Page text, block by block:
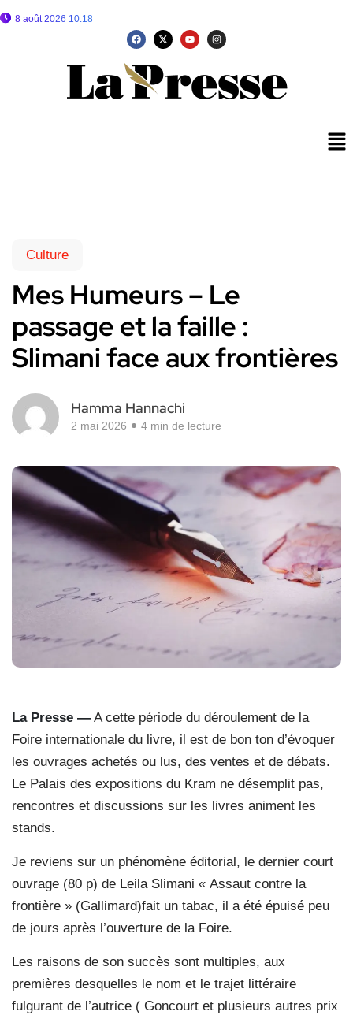
8 août 2026 10:18
Culture
Mes Humeurs – Le
passage et la faille :
Slimani face aux frontières
Hamma Hannachi
2 mai 2026 4 min de lecture
La Presse — A cette période du déroulement de la
Foire internationale du livre, il est de bon ton d’évoquer
les ouvrages achetés ou lus, des ventes et de débats.
Le Palais des expositions du Kram ne désemplit pas,
rencontres et discussions sur les livres animent les
stands.
Je reviens sur un phénomène éditorial, le dernier court
ouvrage (80 p) de Leila Slimani « Assaut contre la
frontière » (Gallimard)fait un tabac, il a été épuisé peu
de jours après l’ouverture de la Foire.
Les raisons de son succès sont multiples, aux
premières desquelles le nom et le trajet littéraire
fulgurant de l’autrice ( Goncourt et plusieurs autres prix